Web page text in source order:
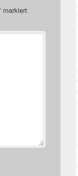
markiert